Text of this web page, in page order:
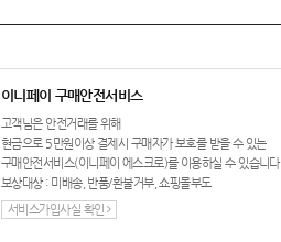
이니페이 구매안전서비스
고객님은 안전거래를 위해
현금으로 5만원이상 결제시 구매자가 보호를 받을 수 있는
구매안전서비스(이니페이 에스크로)를 이용하실 수 있습니다.
보상대상 : 미배송, 반품/환불거부, 쇼핑몰부도
서비스가입사실 확인